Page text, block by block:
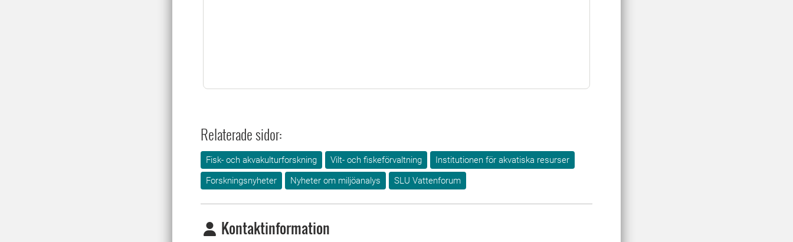
Relaterade sidor:
Fisk- och akvakulturforskning Vilt- och fiskeförvaltning
Institutionen för akvatiska resurser
Forskningsnyheter
Nyheter om miljöanalys SLU Vattenforum
Kontaktinformation